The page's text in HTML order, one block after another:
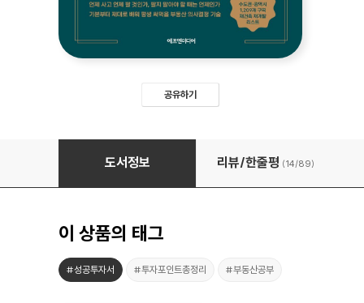
공유하기
김학렬의 부동산 투자 절대 원칙
도서정보 리뷰/한줄평 (14/89)
이 상품의 태그
#성공투자서 #투자포인트총정리 #부동산공부